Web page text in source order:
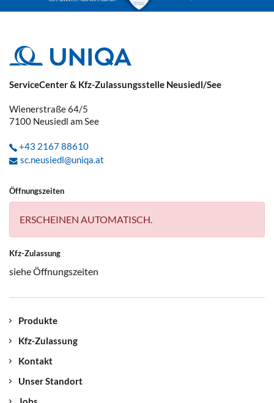
ServiceCenter & Kfz-Zulassungsstelle Neusiedl/See
Wienerstraße 64/5
7100 Neusiedl am See
+43 2167 88610
sc.neusiedl@uniqa.at
Öffnungszeiten
ERSCHEINEN AUTOMATISCH.
Kfz-Zulassung
siehe Öffnungszeiten
Produkte
Kfz-Zulassung
Kontakt
Unser Standort